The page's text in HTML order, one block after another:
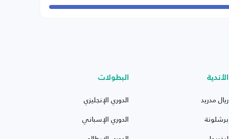
الأندية
ريال مدريد
برشلونة
البطولات
الدوري الإنجليزي
الدوري الإسباني